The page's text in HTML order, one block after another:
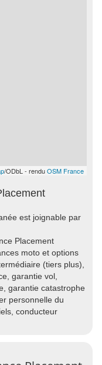
/ODbL - renduOSM France
est joignable par
Placement
moto et options
(tiers plus),
garantie vol,
garantie catastrophe
personnelle du
conducteur